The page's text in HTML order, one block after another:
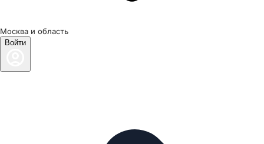
Москва и область
Войти